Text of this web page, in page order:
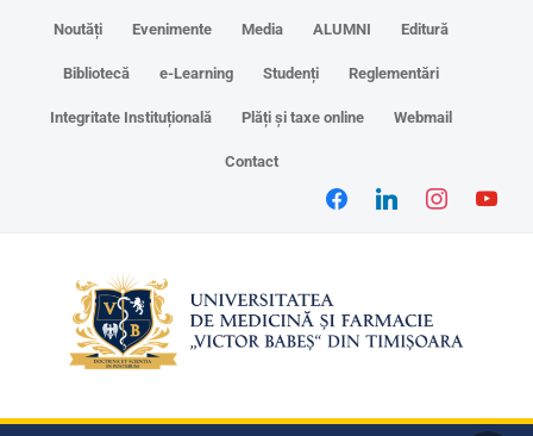
Noutăți Evenimente Media ALUMNI Editură
Bibliotecă e-Learning Studenți Reglementări
Integritate Instituțională Plăți și taxe online Webmail
Contact